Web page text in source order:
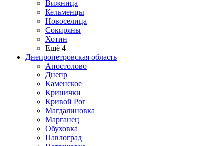
Вижница
Кельменцы
Новоселица
Сокиряны
Хотин
Ещё 4
Днепропетровская область
Апостолово
Днепр
Каменское
Кринички
Кривой Рог
Магдалиновка
Марганец
Обуховка
Павлоград